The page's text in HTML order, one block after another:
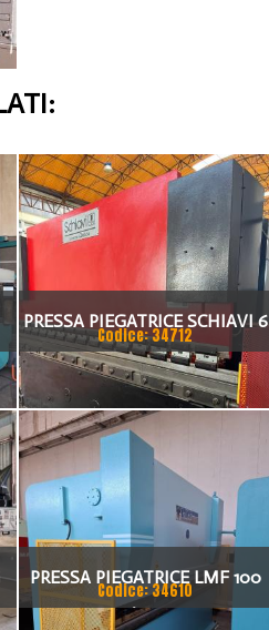
PRESSA PIEGATRICE SCHIAVI 6
ASSI 3000 X 100 TON
Codice: 34712
PRESSA PIEGATRICE LMF 100
TON. / 4100MM
Codice: 34610